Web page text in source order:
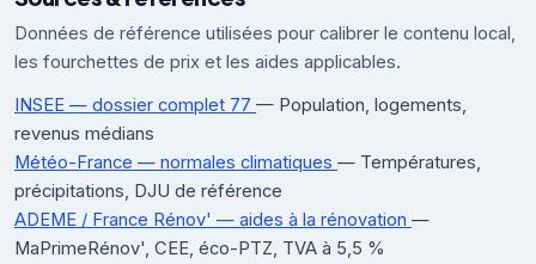
Données de référence utilisées pour calibrer le contenu local,
les fourchettes de prix et les aides applicables.
INSEE — dossier complet 77 — Population, logements,
revenus médians
Météo-France — normales climatiques — Températures,
précipitations, DJU de référence
ADEME / France Rénov' — aides à la rénovation —
MaPrimeRénov', CEE, éco-PTZ, TVA à 5,5 %